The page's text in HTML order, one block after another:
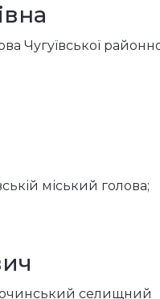
Чугуївської
міський голова;
селищний